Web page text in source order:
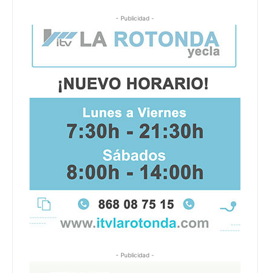
- Publicidad -
- Publicidad -